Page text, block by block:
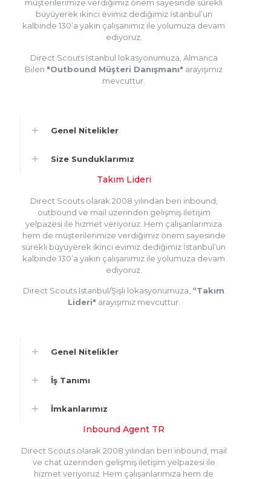
müşterilerimize verdiğimiz önem sayesinde sürekli
büyüyerek ikinci evimiz dediğimiz İstanbul’un
kalbinde 130’a yakın çalışanımız ile yolumuza devam
ediyoruz.
Direct Scouts Istanbul lokasyonumuza, Almanca
Bilen "Outbound Müşteri Danışmanı" arayışımız
mevcuttur.
Genel Nitelikler
Size Sunduklarımız
Takım Lideri
Direct Scouts olarak 2008 yılından beri inbound,
outbound ve mail üzerinden gelişmiş iletişim
yelpazesi ile hizmet veriyoruz. Hem çalışanlarımıza
hem de müşterilerimize verdiğimiz önem sayesinde
sürekli büyüyerek ikinci evimiz dediğimiz İstanbul’un
kalbinde 130’a yakın çalışanımız ile yolumuza devam
ediyoruz.
Direct Scouts Istanbul/Şişli lokasyonumuza, “Takım
Lideri" arayışımız mevcuttur.
Genel Nitelikler
İş Tanımı
İmkanlarımız
Inbound Agent TR
Direct Scouts olarak 2008 yılından beri inbound, mail
ve chat üzerinden gelişmiş iletişim yelpazesi ile
hizmet veriyoruz. Hem çalışanlarımıza hem de